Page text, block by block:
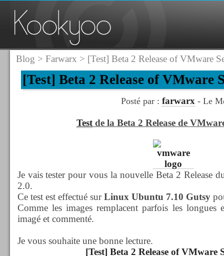
Blog > Farwarx > [Test] Beta 2 Release of VMware
[Test] Beta 2 Release of VMware
Posté par : farwarx- Le
Test de la Beta 2 Release de
Je vais tester pour vous la nouvelle Beta 2 Release
2.0.
Ce test est effectué surLinux Ubuntu 7.10 Gutsy
Comme les images remplacent parfois les longues
imagé et commenté.
Je vous souhaite une bonne lecture.
[Test] Beta 2 Release of VMware